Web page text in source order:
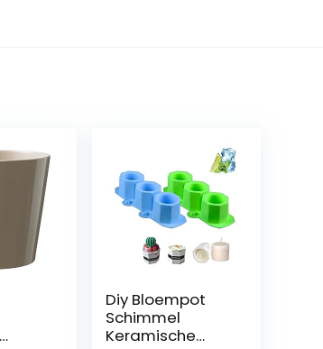
Diy Bloempot
Schimmel
Keramische